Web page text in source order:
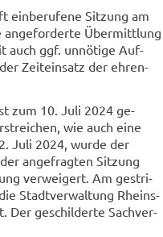
ein­be­ru­fe­ne Sit­zung am
an­ge­for­der­te Über­mitt­lung
auch ggf. un­nö­ti­ge Auf­
Zeit­ein­satz der eh­ren­
zum 10. Juli 2024 ge­
wie auch eine
Juli 2024, wurde der
an­ge­frag­ten Sit­zung
ver­wei­gert. Am gest­ri­
Stadt­ver­wal­tung Rheins­
Der ge­schil­der­te Sach­ver­